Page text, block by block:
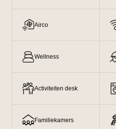
Airco
Wellness
Activiteiten desk
Familiekamers